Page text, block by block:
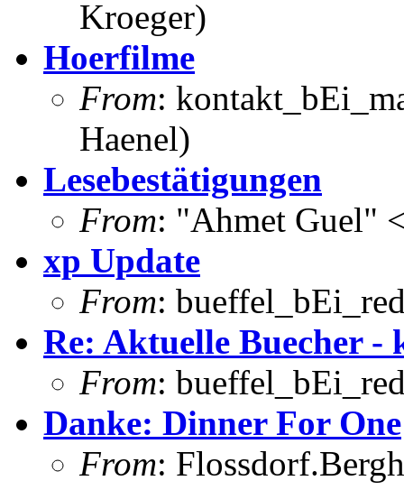
Kroeger)
Hoerfilme
From:
Haenel)
Lesebestätigungen
From: "Ahmet Guel"
xp Update
From:
Re: Aktuelle Buecher -
From:
Danke: Dinner For One
From: